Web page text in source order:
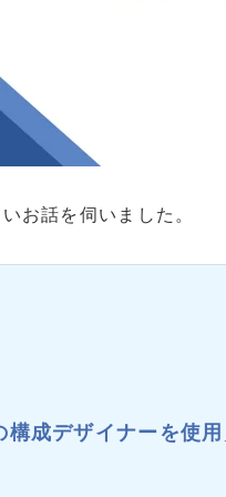
お話を伺いました。
成デザイナーを使用